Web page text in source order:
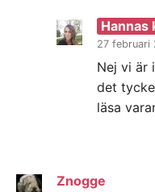
Hannas
27 februari
Nej vi är
det
läsa
Znogge